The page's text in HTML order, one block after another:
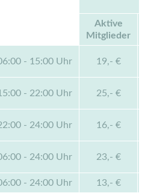
Aktive
Mitglieder
- 15:00 Uhr 19,- €
- 22:00 Uhr 25,- €
- 24:00 Uhr 16,- €
- 24:00 Uhr 23,- €
- 24:00 Uhr 13,- €